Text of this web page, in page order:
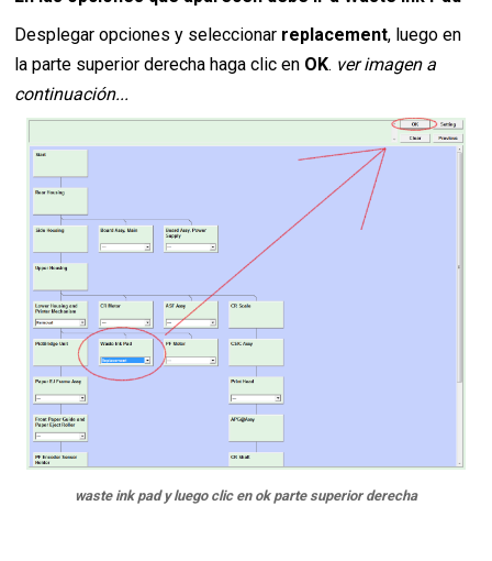
Desplegar opciones y seleccionar replacement, luego en
la parte superior derecha haga clic en OK. ver imagen a
continuación...
waste ink pad y luego clic en ok parte superior derecha